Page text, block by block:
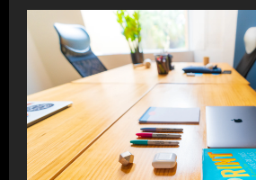
Moderne
Unternehmensprozesse
für
starke
Wettbewerbsfähigkeit